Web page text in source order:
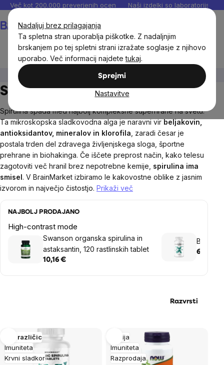
Nadaljuj brez prilagajanja
Ta spletna stran uporablja piškotke. Z nadaljnjim
brskanjem po tej spletni strani izražate soglasje z njihovo
uporabo. Več informacij najdetetukaj.
Sprejmi
Nastavitve
Preskoči
vsebino
Več kot 200.000 preverjenih ocen Naši izdelki so laboratorijsko
Spirulina
Spirulina BrainMax
Spirulina spada med najbolj kompleksne superhrane na svetu.
Ta mikroskopska sladkovodna alga je naravni virbeljakovin,
antioksidantov, mineralov in klorofila , zaradi česar je
postala trden del zdravega življenjskega sloga, športne
prehrane in biohakinga. Če iščete preprost način, kako telesu
zagotoviti več hranil brez nepotrebne kemije, spirulina ima
smisel. V BrainMarket izbiramo le kakovostne oblike z jasnim
izvorom in največjo čistostjo. Prikaži več
NAJBOLJ PRODAJANO
High-contrast mode
Swanson organska spirulina in
astaksantin, 120 rastlinskih tablet
10,16 €
6,08 €
Razvrsti
List
ofImuniteta
Krvni sladkor
Več različic
Akcija
Imuniteta
Razprodaja